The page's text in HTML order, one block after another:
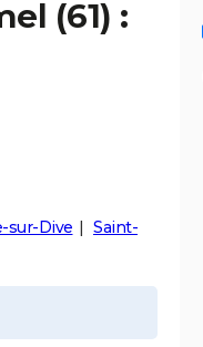
(61) :
sur-Dive
Saint-